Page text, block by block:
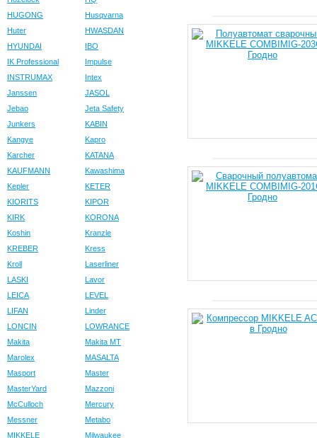
HUGONG
Husqvarna
Huter
HWASDAN
HYUNDAI
IBO
IK Professional
Impulse
INSTRUMAX
Intex
Janssen
JASOL
Jebao
Jeta Safety
Junkers
KABIN
Kangye
Kapro
Karcher
KATANA
KAUFMANN
Kawashima
Kepler
KETER
KIORITS
KIPOR
KIRK
KORONA
Koshin
Kranzle
KREBER
Kress
Kroll
Laserliner
LASKI
Lavor
LEICA
LEVEL
LIFAN
Linder
LONCIN
LOWRANCE
Makita
Makita MT
Marolex
MASALTA
Masport
Master
MasterYard
Mazzoni
McCulloch
Mercury
Messner
Metabo
MIKKELE
Milwaukee